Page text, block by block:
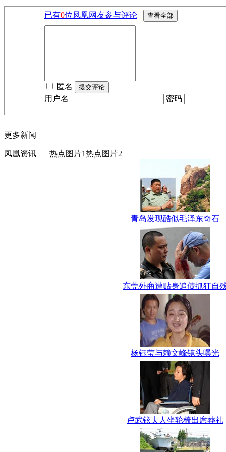
已有0位凤凰网友参与评论
匿名
用户名
密码
更多新闻
凤凰资讯 热点图片1热点图片2
青岛发现酷似毛泽东奇石
东莞外商遭贴身追债抓狂自
杨钰莹与赖文峰镜头曝光
卢武铉夫人坐轮椅出席葬礼